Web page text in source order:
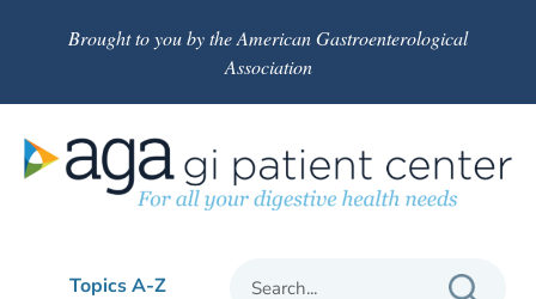
Brought to you by the American Gastroenterological
Association
Topics A-Z